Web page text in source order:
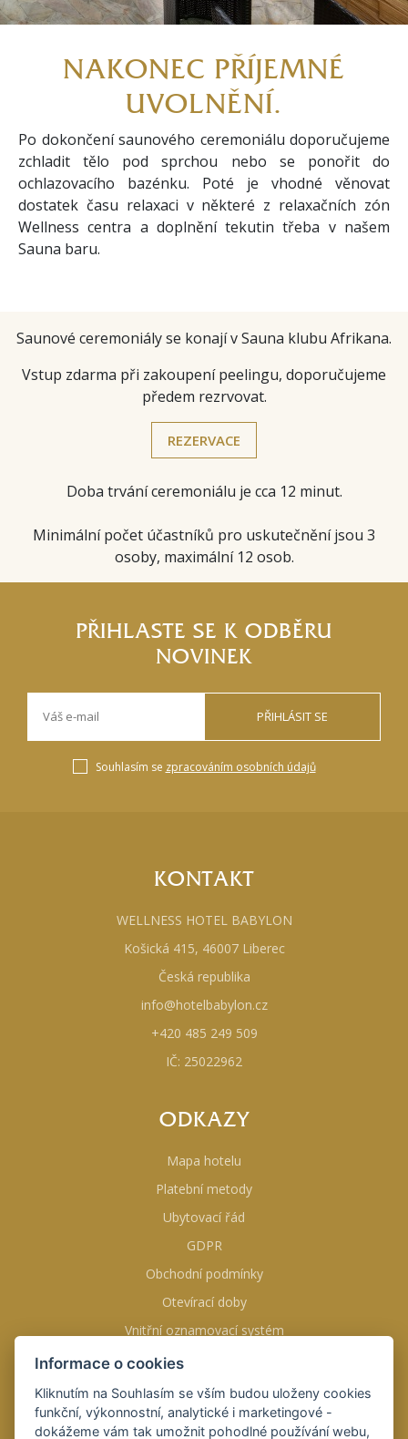
NAKONEC PŘÍJEMNÉ
UVOLNĚNÍ.
Po dokončení saunového ceremoniálu doporučujeme
zchladit tělo pod sprchou nebo se ponořit do
ochlazovacího bazénku. Poté je vhodné věnovat
dostatek času relaxaci v některé z relaxačních zón
Wellness centra a doplnění tekutin třeba v našem
Sauna baru.
Saunové ceremoniály se konají v Sauna klubu Afrikana.
Vstup zdarma při zakoupení peelingu, doporučujeme
předem rezrvovat.
REZERVACE
Doba trvání ceremoniálu je cca 12 minut.
Minimální počet účastníků pro uskutečnění jsou 3
osoby, maximální 12 osob.
PŘIHLASTE SE K ODBĚRU
NOVINEK
PŘIHLÁSIT SE
Souhlasím se zpracováním osobních údajů
KONTAKT
WELLNESS HOTEL BABYLON
Košická 415, 46007 Liberec
Česká republika
info@hotelbabylon.cz
+420 485 249 509
IČ: 25022962
ODKAZY
Mapa hotelu
Platební metody
Ubytovací řád
GDPR
Obchodní podmínky
Otevírací doby
Vnitřní oznamovací systém
NAJDETE NÁS NA
Informace o cookies
Kliknutím na Souhlasím se vším budou uloženy cookies
funkční, výkonnostní, analytické i marketingové -
dokážeme vám tak umožnit pohodlné používání webu,